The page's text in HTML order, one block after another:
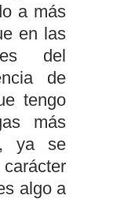
a más
en las
del
de
tengo
más
ya se
algo a